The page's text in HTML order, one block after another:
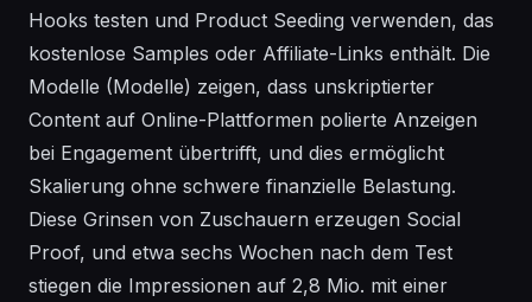
Hooks testen und Product Seeding verwenden, das
kostenlose Samples oder Affiliate-Links enthält. Die
Modelle (Modelle) zeigen, dass unskriptierter
Content auf Online-Plattformen polierte Anzeigen
bei Engagement übertrifft, und dies ermöglicht
Skalierung ohne schwere finanzielle Belastung.
Diese Grinsen von Zuschauern erzeugen Social
Proof, und etwa sechs Wochen nach dem Test
stiegen die Impressionen auf 2,8 Mio. mit einer